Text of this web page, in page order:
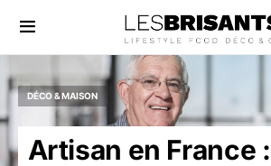
DÉCO & MAISON
Artisan en France